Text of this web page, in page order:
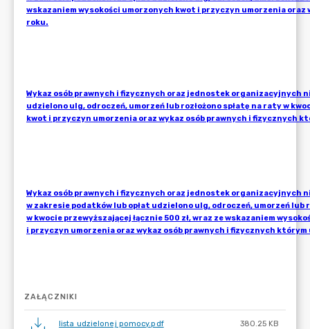
ZAŁĄCZNIKI
lista udzielonej pomocy.pdf 380.25 KB